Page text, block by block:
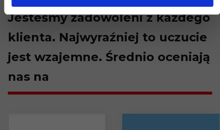
Jesteśmy zadowoleni z każdego
klienta. Najwyraźniej to uczucie
jest wzajemne. Średnio oceniają
nas na